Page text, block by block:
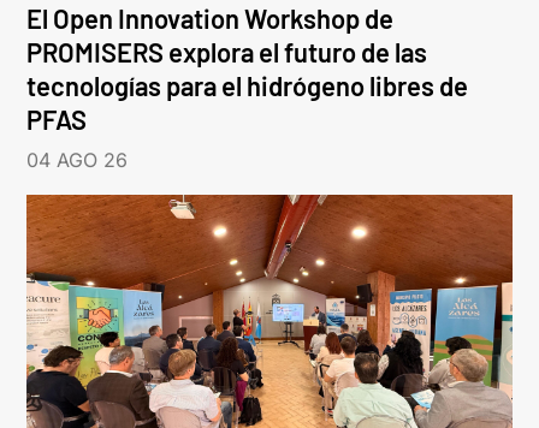
El Open Innovation Workshop de
PROMISERS explora el futuro de las
tecnologías para el hidrógeno libres de
PFAS
04 AGO 26